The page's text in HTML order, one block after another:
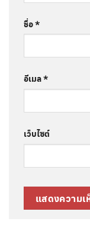
ชื่อ*
อีเมล*
เว็บไซต์